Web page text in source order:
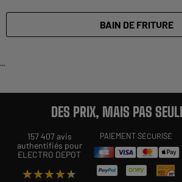
BAIN DE FRITURE
```
DES PRIX, MAIS PAS
157 407 avis
authentifiés pour
ELECTRO DEPOT
★★★★★
★★★★★
PAIEMENT SÉCURISÉ